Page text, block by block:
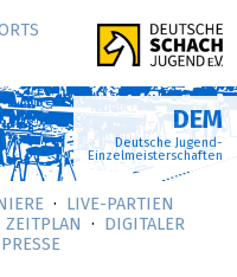
DEM
Deutsche Jugend-
Einzelmeisterschaften
LIVE-PARTIEN
ZEITPLAN
DIGITALER
PRESSE